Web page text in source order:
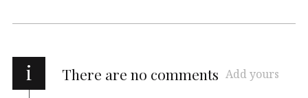
i There are no comments Add yours